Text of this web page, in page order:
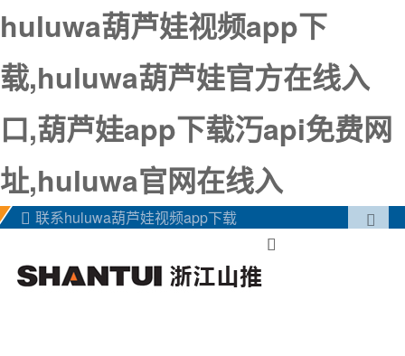
huluwa葫芦娃视频app下
载,huluwa葫芦娃官方在线入
口,葫芦娃app下载汅api免费网
址,huluwa官网在线入
 联系huluwa葫芦娃视频app下载

